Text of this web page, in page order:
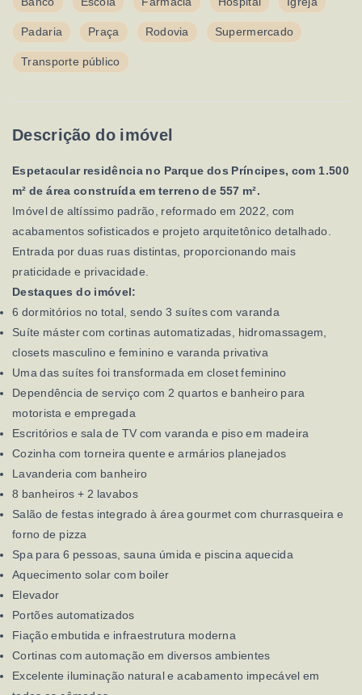
Padaria Praça Rodovia Supermercado
Transporte público
Descrição do imóvel
Espetacular residência no Parque dos Príncipes, com 1.500
m² de área construída em terreno de 557 m².
Imóvel de altíssimo padrão, reformado em 2022, com
acabamentos sofisticados e projeto arquitetônico detalhado.
Entrada por duas ruas distintas, proporcionando mais
praticidade e privacidade.
Destaques do imóvel:
6 dormitórios no total, sendo 3 suítes com varanda
Suíte máster com cortinas automatizadas, hidromassagem,
closets masculino e feminino e varanda privativa
Uma das suítes foi transformada em closet feminino
Dependência de serviço com 2 quartos e banheiro para
motorista e empregada
Escritórios e sala de TV com varanda e piso em madeira
Cozinha com torneira quente e armários planejados
Lavanderia com banheiro
8 banheiros + 2 lavabos
Salão de festas integrado à área gourmet com churrasqueira e
forno de pizza
Spa para 6 pessoas, sauna úmida e piscina aquecida
Aquecimento solar com boiler
Elevador
Portões automatizados
Fiação embutida e infraestrutura moderna
Cortinas com automação em diversos ambientes
Excelente iluminação natural e acabamento impecável em